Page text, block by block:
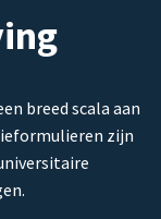
breed scala aan
zijn